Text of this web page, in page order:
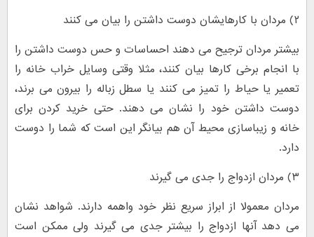
۲) مردان با کارهایشان دوست داشتن را بیان می کنند
بیشتر مردان ترجیح می دهند احساسات و حس دوست داشتن را
با انجام برخی کارها بیان کنند، مثلا وقتی وسایل خراب خانه را
تعمیر یا حیاط را تمیز می کنند یا سطل زباله را بیرون می برند،
دوست داشتن خود را نشان می دهند. حتی خرید کردن برای
خانه و زیباسازی محیط آن هم بیانگر این است که شما را دوست
دارد.
۳) مردان ازدواج را جدی می گیرند
مردان معمولا از ابراز سریع نظر خود واهمه دارند. شواهد نشان
می دهد آنها ازدواج را بیشتر جدی می گیرند ولی ممکن است